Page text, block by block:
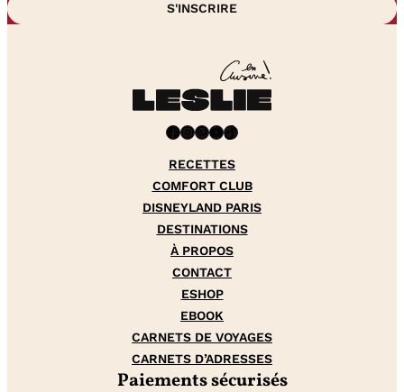
Facebook InstagramPinterest YouTube TikTok
RECETTES
COMFORT CLUB
DISNEYLAND PARIS
DESTINATIONS
À PROPOS
CONTACT
ESHOP
EBOOK
CARNETS DE VOYAGES
CARNETS D’ADRESSES
Paiements sécurisés